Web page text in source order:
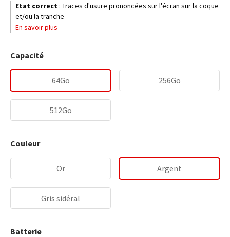
Etat correct : Traces d'usure prononcées sur l'écran sur la coque
et/ou la tranche
En savoir plus
Capacité
64Go 256Go
512Go
Couleur
Or Argent
Gris sidéral
Batterie